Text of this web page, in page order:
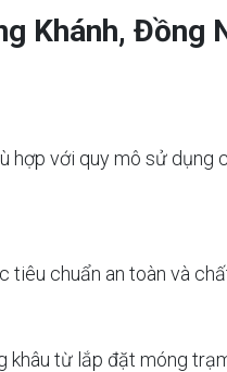
Khánh, Đồng
hợp với quy mô sử dụng
tiêu chuẩn an toàn và
từ lắp đặt móng